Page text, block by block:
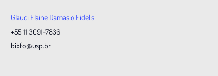
Glauci Elaine Damasio Fidelis
+55 11 3091-7836
bibfo@usp.br